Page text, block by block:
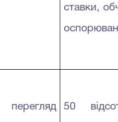
ставки,
50